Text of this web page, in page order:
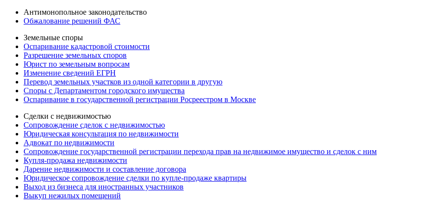
Антимонопольное законодательство
Обжалование решений ФАС
Земельные споры
Оспаривание кадастровой стоимости
Разрешение земельных споров
Юрист по земельным вопросам
Изменение сведений ЕГРН
Перевод земельных участков из одной категории в другую
Споры с Департаментом городского имущества
Оспаривание в государственной регистрации Росреестром в Москве
Сделки с недвижимостью
Сопровождение сделок с недвижимостью
Юридическая консультация по недвижимости
Адвокат по недвижимости
Сопровождение государственной регистрации перехода прав на недвижимое имущество и сделок с ним
Купля-продажа недвижимости
Дарение недвижимости и составление договора
Юридическое сопровождение сделки по купле-продаже квартиры
Выход из бизнеса для иностранных участников
Выкуп нежилых помещений